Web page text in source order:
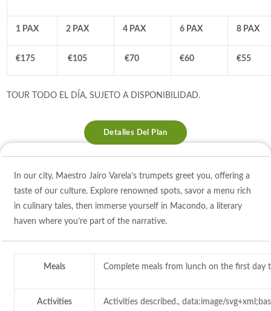
1 PAX 2 PAX 4 PAX 6 PAX 8 PAX
€175 €105 €70 €60 €55
TOUR TODO EL DÍA, SUJETO A DISPONIBILIDAD.
Detalles Del Plan
In our city, Maestro Jairo Varela’s trumpets greet you, offering a
taste of our culture. Explore renowned spots, savor a menu rich
in culinary tales, then immerse yourself in Macondo, a literary
haven where you’re part of the narrative.
Meals Complete meals from lunch on the first day
Activities Activities described., data:image/